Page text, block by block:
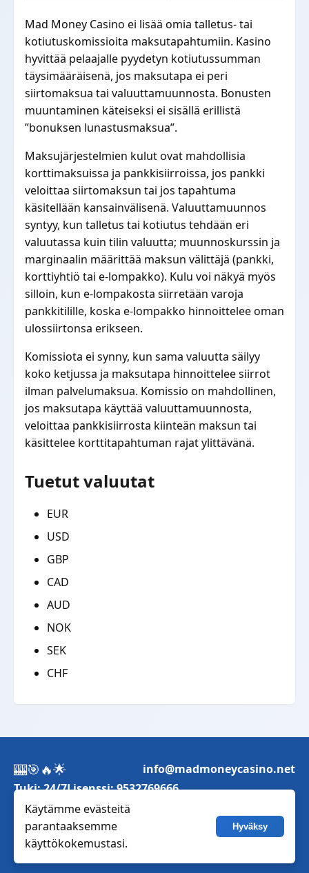
Mad Money Casino ei lisää omia talletus- tai
kotiutuskomissioita maksutapahtumiin. Kasino
hyvittää pelaajalle pyydetyn kotiutussumman
täysimääräisenä, jos maksutapa ei peri
siirtomaksua tai valuuttamuunnosta. Bonusten
muuntaminen käteiseksi ei sisällä erillistä
”bonuksen lunastusmaksua”.
Maksujärjestelmien kulut ovat mahdollisia
korttimaksuissa ja pankkisiirroissa, jos pankki
veloittaa siirtomaksun tai jos tapahtuma
käsitellään kansainvälisenä. Valuuttamuunnos
syntyy, kun talletus tai kotiutus tehdään eri
valuutassa kuin tilin valuutta; muunnoskurssin ja
marginaalin määrittää maksun välittäjä (pankki,
korttiyhtiö tai e-lompakko). Kulu voi näkyä myös
silloin, kun e-lompakosta siirretään varoja
pankkitilille, koska e-lompakko hinnoittelee oman
ulossiirtonsa erikseen.
Komissiota ei synny, kun sama valuutta säilyy
koko ketjussa ja maksutapa hinnoittelee siirrot
ilman palvelumaksua. Komissio on mahdollinen,
jos maksutapa käyttää valuuttamuunnosta,
veloittaa pankkisiirrosta kiinteän maksun tai
käsittelee korttitapahtuman rajat ylittävänä.
Tuetut valuutat
EUR
USD
GBP
CAD
AUD
NOK
SEK
CHF
🎰🎯🔥🌟
info@madmoneycasino.net
Tuki: 24/7Lisenssi: 9532769666
Pelaa vastuullisesti.
2026 Mad Money Casino.
Käytämme evästeitä
parantaaksemme
käyttökokemustasi.
Hyväksy